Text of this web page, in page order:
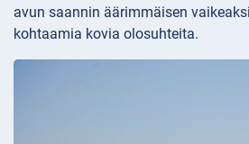
avun saannin äärimmäisen
kohtaamia kovia olosuhteita.